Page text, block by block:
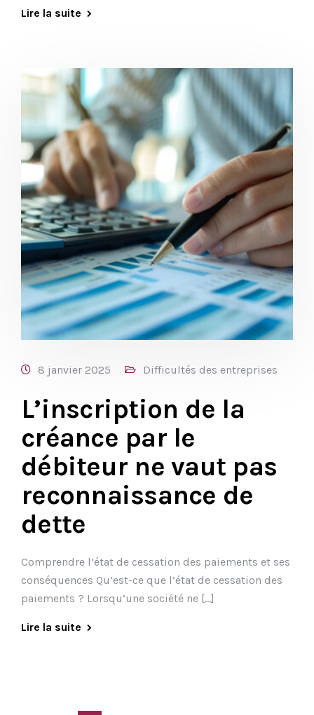
Lire la suite
8 janvier 2025 Difficultés des entreprises
L’inscription de la
créance par le
débiteur ne vaut pas
reconnaissance de
dette
Comprendre l’état de cessation des paiements et ses
conséquences Qu’est-ce que l’état de cessation des
paiements ? Lorsqu’une société ne […]
Lire la suite